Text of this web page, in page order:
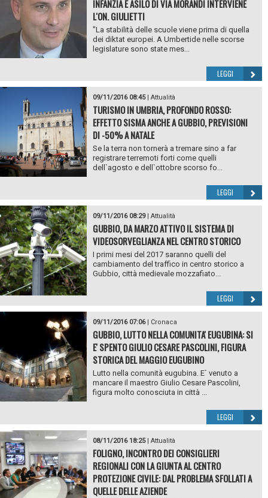
INFANZIA E ASILO DI VIA MORANDI INTERVIENE
L'ON. GIULIETTI
"La stabilità delle scuole viene prima di quella
dei diktat europei. A Umbertide nelle scorse
legislature sono state mes...
LEGGI
09/11/2016 08:45| Attualità
TURISMO IN UMBRIA, PROFONDO ROSSO:
EFFETTO SISMA ANCHE A GUBBIO, PREVISIONI
DI -50% A NATALE
Se la terra non tornerà a tremare sino a far
registrare terremoti forti come quelli
dell`agosto e dell`ottobre scorso fo...
LEGGI
09/11/2016 08:29| Attualità
GUBBIO, DA MARZO ATTIVO IL SISTEMA DI
VIDEOSORVEGLIANZA NEL CENTRO STORICO
I primi mesi del 2017 saranno quelli del
cambiamento del traffico in centro storico a
Gubbio, città medievale mozzafiato...
LEGGI
09/11/2016 07:06| Cronaca
GUBBIO, LUTTO NELLA COMUNITA' EUGUBINA: SI
E' SPENTO GIULIO CESARE PASCOLINI, FIGURA
STORICA DEL MAGGIO EUGUBINO
Lutto nella comunità eugubina. E` venuto a
mancare il maestro Giulio Cesare Pascolini,
figura molto conosciuta in città ...
LEGGI
08/11/2016 18:25| Attualità
FOLIGNO, INCONTRO DEI CONSIGLIERI
REGIONALI CON LA GIUNTA AL CENTRO
PROTEZIONE CIVILE: DAL PROBLEMA SFOLLATI A
QUELLE DELLE AZIENDE